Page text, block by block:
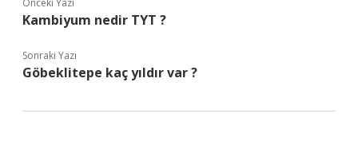
Önceki Yazı
Kambiyum nedir TYT ?
Sonraki Yazı
Göbeklitepe kaç yıldır var ?